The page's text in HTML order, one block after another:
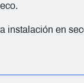
instalación en